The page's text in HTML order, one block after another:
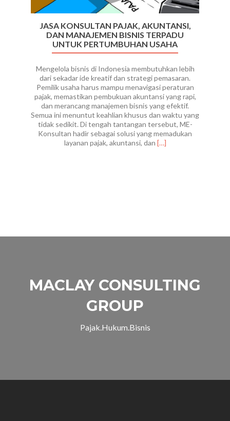
JASA KONSULTAN PAJAK, AKUNTANSI,
DAN MANAJEMEN BISNIS TERPADU
UNTUK PERTUMBUHAN USAHA
Mengelola bisnis di Indonesia membutuhkan lebih
dari sekadar ide kreatif dan strategi pemasaran.
Pemilik usaha harus mampu menavigasi peraturan
pajak, memastikan pembukuan akuntansi yang rapi,
dan merancang manajemen bisnis yang efektif.
Semua ini menuntut keahlian khusus dan waktu yang
tidak sedikit. Di tengah tantangan tersebut, ME-
Konsultan hadir sebagai solusi yang memadukan
layanan pajak, akuntansi, dan Read
Terpadu
[…]
MACLAY CONSULTING
GROUP
Pajak.Hukum.Bisnis